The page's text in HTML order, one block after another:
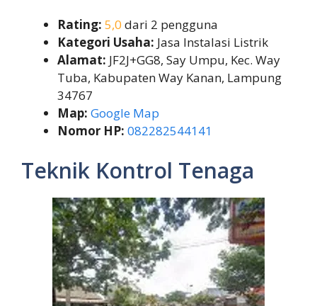
Rating: 5,0 dari 2 pengguna
Kategori Usaha: Jasa Instalasi Listrik
Alamat: JF2J+GG8, Say Umpu, Kec. Way
Tuba, Kabupaten Way Kanan, Lampung
34767
Map: Google Map
Nomor HP: 082282544141
Teknik Kontrol Tenaga